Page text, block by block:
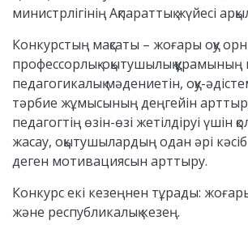
министрлігінің Ақпараттық жүйесі
Конкурстың мақсаты – жоғары оқу
профессорлық-оқытушылық құрамының
педагогикалық мәдениетін, оқу-
тәрбие жұмысының деңгейін
педагогтің өзін-өзі жетілдіруі үшін
жасау, оқытушылардың одан әрі
деген мотивациясын арттыру.
Конкурс екі кезеңнен тұрады:
және республикалық кезең.